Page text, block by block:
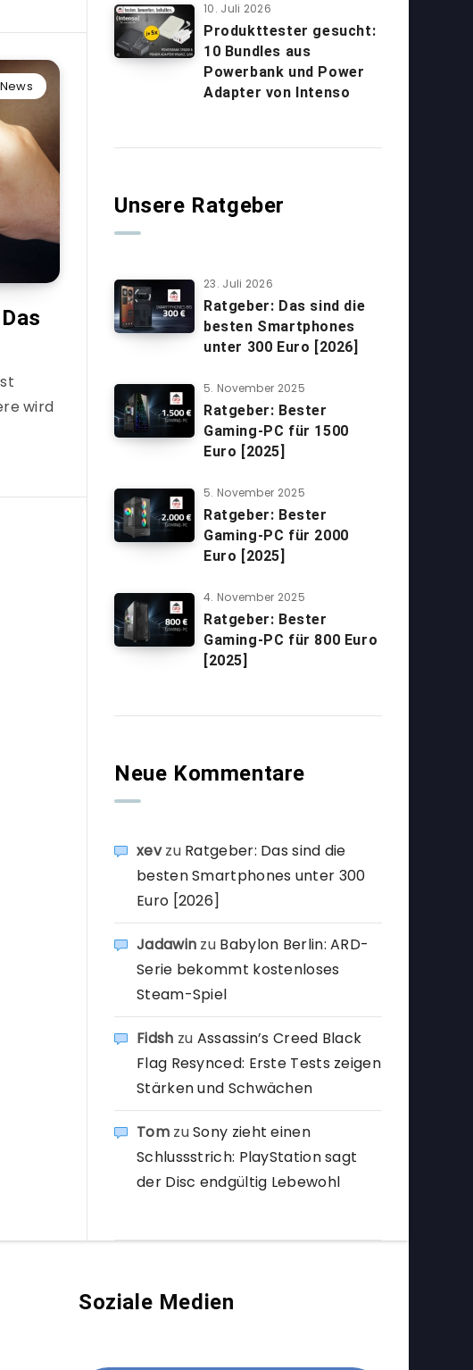
News
wird
10. Juli 2026
Produkttester gesucht:
10 Bundles aus
Powerbank und Power
Adapter von Intenso
Unsere Ratgeber
23. Juli 2026
Ratgeber: Das sind die
besten Smartphones
unter 300 Euro [2026]
5. November 2025
Ratgeber: Bester
Gaming-PC für 1500
Euro [2025]
5. November 2025
Ratgeber: Bester
Gaming-PC für 2000
Euro [2025]
4. November 2025
Ratgeber: Bester
Gaming-PC für 800 Euro
[2025]
Neue Kommentare
xevzu Ratgeber: Das sind die
besten Smartphones unter 300
Euro [2026]
Jadawin zu Babylon Berlin: ARD-
Serie bekommt kostenloses
Steam-Spiel
Fidsh zu Assassin’s Creed Black
Flag Resynced: Erste Tests zeigen
Stärken und Schwächen
TomzuSony zieht einen
Schlussstrich: PlayStation sagt
der Disc endgültig Lebewohl
Soziale Medien